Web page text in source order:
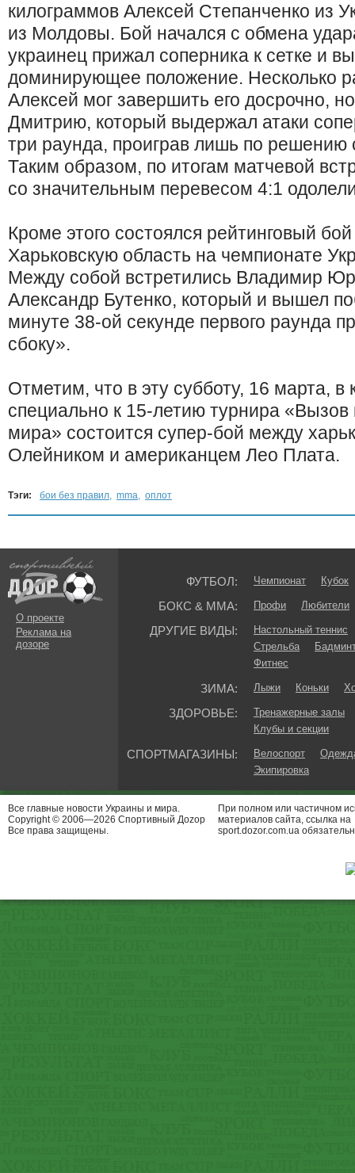
килограммов Алексей Степанченко из
из Молдовы. Бой начался с обмена
украинец прижал соперника к сетке и
доминирующее положение. Несколько
Алексей мог завершить его досрочно,
Дмитрию, который выдержал атаки
три раунда, проиграв лишь по решению
Таким образом, по итогам матчевой
со значительным перевесом 4:1
Кроме этого состоялся рейтинговый
Харьковскую область на чемпионате
Между собой встретились Владимир
Александр Бутенко, который и вышел
минуте 38-ой секунде первого раунда
сбоку».
Отметим, что в эту субботу, 16 марта, в
специально к 15-летию турнира
мира» состоится супер-бой между
Олейником и американцем Лео Плата.
Тэги: бои без правил, mma, оплот
О проекте
Реклама на
дозоре
ФУТБОЛ: Чемпионат Кубок
БОКС & ММА: Профи Любители
ДРУГИЕ ВИДЫ:
Настольный теннис
Стрельба
Фитнес
ЗИМА: Лыжи Коньки
ЗДОРОВЬЕ:
Тренажерные залы
Клубы и секции
СПОРТМАГАЗИНЫ: Велоспорт
Экипировка
Все главные новости Украины и мира.
Copyright © 2006—2026 Спортивный Доzор
Все права защищены.
При полном или частичном
материалов сайта, ссылка на
sport.dozor.com.ua